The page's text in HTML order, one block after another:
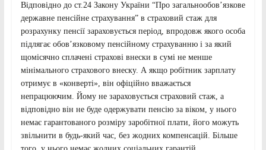
Відповідно до ст.24 Закону України “Про загальнообов’язкове
державне пенсійне страхування” в страховий стаж для
розрахунку пенсії зараховується період, впродовж якого особа
підлягає обов’язковому пенсійному страхуванню і за який
щомісячно сплачені страхові внески в сумі не менше
мінімального страхового внеску. А якщо робітник зарплату
отримує в «конверті», він офіційно вважається
непрацюючим. Йому не зараховується страховий стаж, а
відповідно він не буде одержувати пенсію за віком, у нього
немає гарантованого розміру заробітної плати, його можуть
звільнити в будь-який час, без жодних компенсацій. Більше